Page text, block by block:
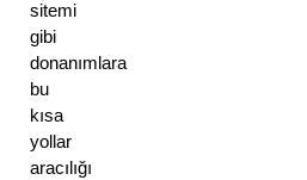
sitemi
gibi
donanımlara
bu
kısa
yollar
aracılığı